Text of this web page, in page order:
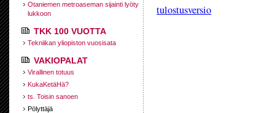
Otaniemen metroaseman sijainti lyöty
lukkoon
TKK 100 VUOTTA
Tekniikan yliopiston vuosisata
VAKIOPALAT
Virallinen totuus
KukaKetäHä?
ts. Toisin sanoen
Pölyttäjä
tulostusversio